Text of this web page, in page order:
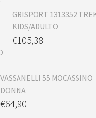
GRISPORT 1313352
KIDS/ADULTO
€105,38
VASSANELLI 55 MOCASSINO
DONNA
€64,90